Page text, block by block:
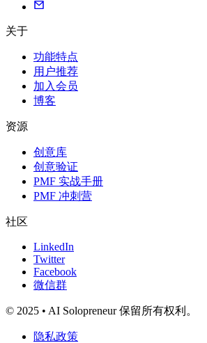
关于
功能特点
用户推荐
加入会员
博客
资源
创意库
创意验证
PMF 实战手册
PMF 冲刺营
社区
LinkedIn
Twitter
Facebook
微信群
© 2025 • AI Solopreneur 保留所有权利。
隐私政策